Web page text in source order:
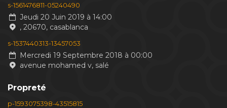
s-1561476811-05240490
Jeudi 20 Juin 2019 à 14:00
, 20670, casablanca
s-1537440313-13457053
Mercredi 19 Septembre 2018 à 00:00
avenue mohamed v, salé
Propreté
p-1593075398-43515815